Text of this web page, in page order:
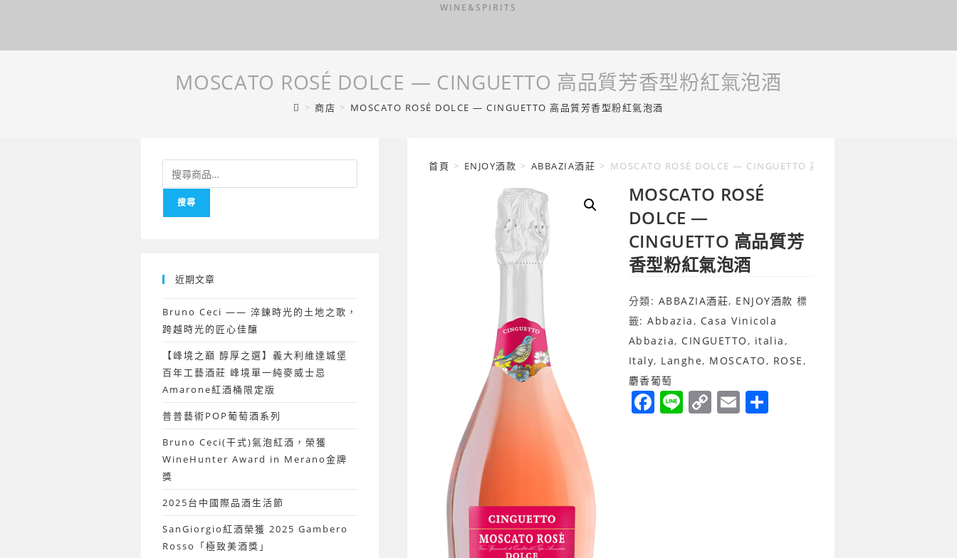
WINE&SPIRITS
MOSCATO ROSÉ DOLCE — CINGUETTO 高品質芳香型粉紅氣泡酒
> 商店 > MOSCATO ROSÉ DOLCE — CINGUETTO 高品質芳香型粉紅氣泡酒
首頁 > ENJOY酒款 > ABBAZIA酒莊 > MOSCATO ROSÉ DOLCE — CINGUETTO 高品質芳香型粉紅氣泡酒
MOSCATO ROSÉ
DOLCE —
CINGUETTO 高品質芳
香型粉紅氣泡酒
分類: ABBAZIA酒莊, ENJOY酒款 標
籤:Abbazia, Casa Vinicola
Abbazia, CINGUETTO, italia,
Italy, Langhe, MOSCATO, ROSE,
麝香葡萄
F Li C E 分
尋
搜尋
近期文章
Bruno Ceci —— 淬鍊時光的土地之歌，
跨越時光的匠心佳釀
【峰境之巔 醇厚之選】義大利維達城堡
百年工藝酒莊 峰境單一純麥威士忌
Amarone紅酒桶限定版
普普藝術POP葡萄酒系列
Bruno Ceci(干式)氣泡紅酒，榮獲
WineHunter Award in Merano金牌
獎
2025台中國際品酒生活節
SanGiorgio紅酒榮獲 2025 Gambero
Rosso「極致美酒獎」